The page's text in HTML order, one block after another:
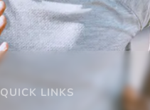
QUICK LINKS